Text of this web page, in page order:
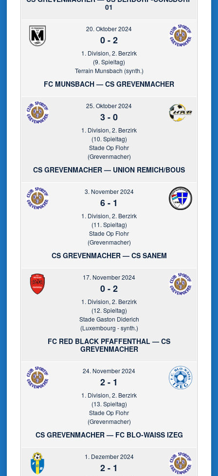
01
20. Oktober 2024
0-2
1. Division, 2. Berzirk
(9. Spieltag)
Terrain Munsbach (synth.)
FC MUNSBACH — CS GREVENMACHER
25. Oktober 2024
3-0
1. Division, 2. Berzirk
(10. Spieltag)
Stade Op Flohr
(Grevenmacher)
CS GREVENMACHER — UNION REMICH/BOUS
3. November 2024
6- 1
1. Division, 2. Berzirk
(11. Spieltag)
Stade Op Flohr
(Grevenmacher)
CS GREVENMACHER — CS SANEM
17. November 2024
0-2
1. Division, 2. Berzirk
(12. Spieltag)
Stade Gaston Diderich
(Luxembourg - synth.)
FC RED BLACK PFAFFENTHAL — CS
GREVENMACHER
24. November 2024
2- 1
1. Division, 2. Berzirk
(13. Spieltag)
Stade Op Flohr
(Grevenmacher)
CS GREVENMACHER — FC BLO-WAISS IZEG
1. Dezember 2024
2- 1